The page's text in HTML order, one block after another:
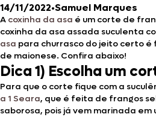
14/11/2022•Samuel Marques
A coxinha da asa é um corte de
coxinha da asa assada suculenta
asa para churrasco do jeito certo
de maionese. Confira abaixo!
Dica 1) Escolha um
Para que o corte fique com a
a 1 Seara, que é feita de frangos
saborosa, pois já vem marinada